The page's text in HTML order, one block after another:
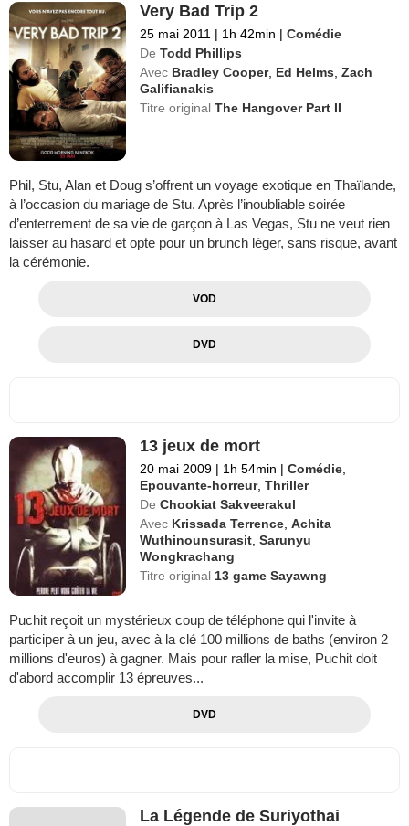
Very Bad Trip 2
25 mai 2011 | 1h 42min | Comédie
De Todd Phillips
Avec Bradley Cooper, Ed Helms ,Zach
Galifianakis
Titre originalThe Hangover Part II
Phil, Stu, Alan et Doug s’offrent un voyage exotique en Thaïlande,
à l’occasion du mariage de Stu. Après l’inoubliable soirée
d’enterrement de sa vie de garçon à Las Vegas, Stu ne veut rien
laisser au hasard et opte pour un brunch léger, sans risque, avant
la cérémonie.
VOD
DVD
13 jeux de mort
20 mai 2009 | 1h 54min | Comédie
Epouvante-horreur,Thriller
De Chookiat Sakveerakul
Avec Krissada Terrence ,Achita
Wuthinounsurasit ,Sarunyu
Wongkrachang
Titre original 13 game Sayawng
Puchit reçoit un mystérieux coup de téléphone qui l'invite à
participer à un jeu, avec à la clé 100 millions de baths (environ 2
millions d'euros) à gagner. Mais pour rafler la mise, Puchit doit
d'abord accomplir 13 épreuves...
DVD
La Légende de Suriyothai